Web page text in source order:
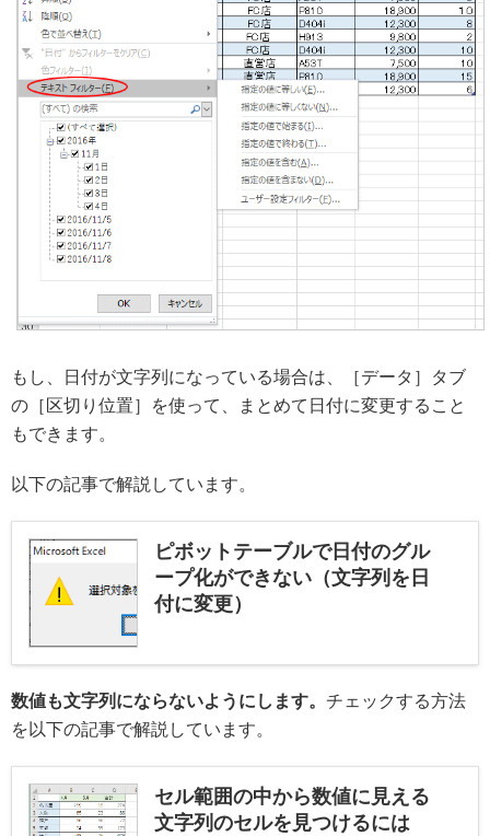
もし、日付が文字列になっている場合は、［データ］タブ
の［区切り位置］を使って、まとめて日付に変更すること
もできます。
以下の記事で解説しています。
ピボットテーブルで日付のグル
ープ化ができない（文字列を日
付に変更）
数値も文字列にならないようにします。 チェックする方法
を以下の記事で解説しています。
セル範囲の中から数値に見える
文字列のセルを見つけるには